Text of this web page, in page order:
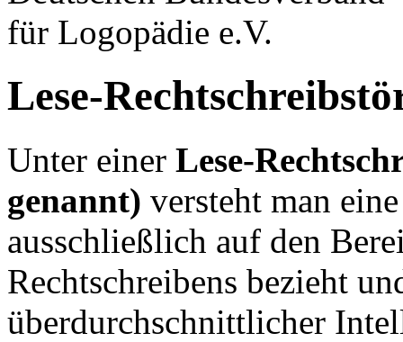
für Logopädie e.V.
Lese-
Unter einer Lese-
genannt) versteht man
ausschließlich auf den
Rechtschreibens bezieht
überdurchschnittlicher